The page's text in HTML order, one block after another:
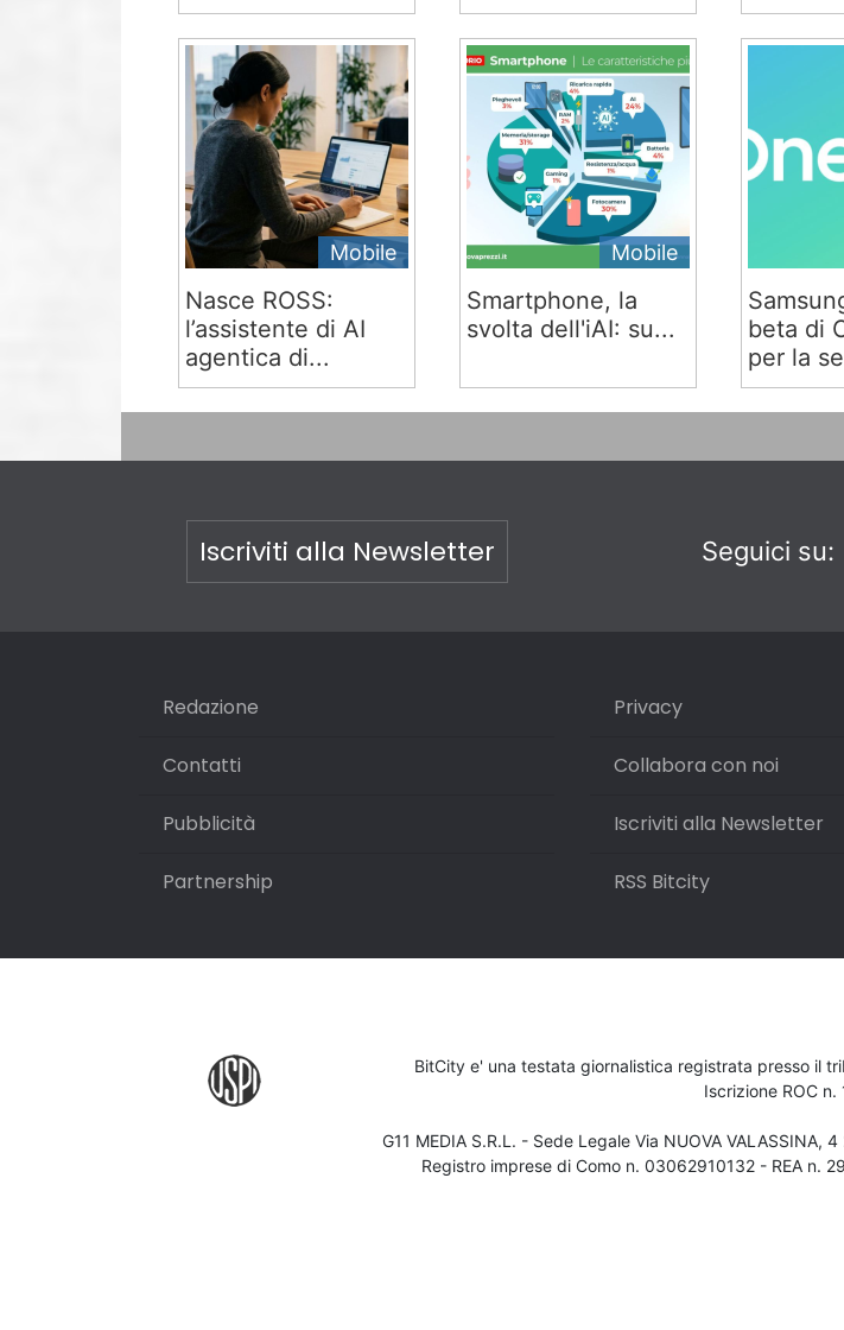
Mobile
Nasce ROSS:
l’assistente di AI
agentica di...
Mobile
Smartphone, la
svolta dell'iAI: su...
beta di
per la
Iscriviti alla Newsletter Seguici su:
Redazione
Contatti
Pubblicità
Partnership
Privacy
Collabora con noi
Iscriviti alla Newsletter
RSS Bitcity
BitCity e' una testata giornalistica registrata presso il
Iscrizione ROC n.
G11 MEDIA S.R.L. - Sede Legale Via NUOVA VALASSINA,
Registro imprese di Como n. 03062910132 - REA n.